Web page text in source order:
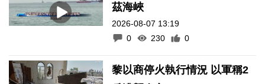
茲海峽
2026-08-07 13:19
0
230 0
黎以商停火執行情況 以軍稱2